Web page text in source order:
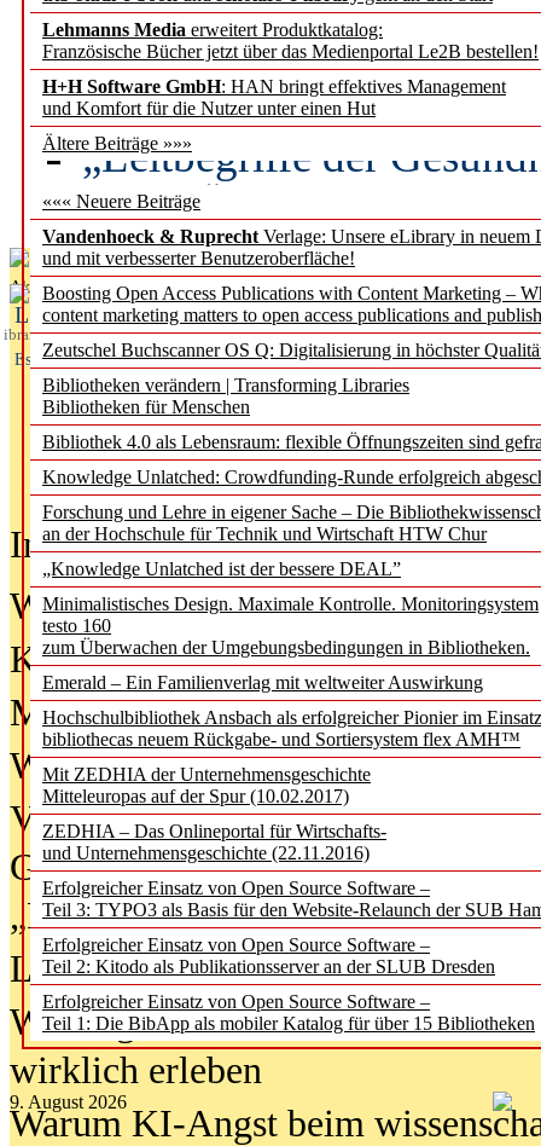
Lehmanns Media erweitert Produktkatalog:
Französische Bücher jetzt über das Medienportal Le2B bestellen!
H+H Software GmbH: HAN bringt effektives Management
und Komfort für die Nutzer unter einen Hut
Ältere Beiträge »»»
««« Neuere Beiträge
Vandenhoeck & Ruprecht Verlage: Unsere eLibrary in neuem
und mit verbesserter Benutzeroberfläche!
Boosting Open Access Publications with Content Marketing –
content marketing matters to open access publications and
Zeutschel Buchscanner OS Q: Digitalisierung in höchster
Bibliotheken verändern | Transforming Libraries
Bibliotheken für Menschen
Bibliothek 4.0 als Lebensraum: flexible Öffnungszeiten sind
Knowledge Unlatched: Crowdfunding-Runde erfolgreich
Forschung und Lehre in eigener Sache – Die
an der Hochschule für Technik und Wirtschaft HTW Chur
„Knowledge Unlatched ist der bessere DEAL”
Minimalistisches Design. Maximale Kontrolle. Monitoringsystem
testo 160
zum Überwachen der Umgebungsbedingungen in Bibliotheken.
Emerald – Ein Familienverlag mit weltweiter Auswirkung
Hochschulbibliothek Ansbach als erfolgreicher Pionier im
bibliothecas neuem Rückgabe- und Sortiersystem flex AMH™
Mit ZEDHIA der Unternehmensgeschichte
Mitteleuropas auf der Spur (10.02.2017)
ZEDHIA – Das Onlineportal für Wirtschafts-
und Unternehmensgeschichte (22.11.2016)
Erfolgreicher Einsatz von Open Source Software –
Teil 3: TYPO3 als Basis für den Website-Relaunch der SUB
Erfolgreicher Einsatz von Open Source Software –
Teil 2: Kitodo als Publikationsserver an der SLUB Dresden
Erfolgreicher Einsatz von Open Source Software –
Teil 1: Die BibApp als mobiler Katalog für über 15 Bibliotheken
9. August 2026
Künstliche Intelligenz
besser zu verstehen
„Leitbegriffe der
des BIÖG erscheinen
Aktuelles aus
L
ibrary
Essentials
In der Ausgabe06/2026(August
Was Hochschul­bibliotheken von
Kinder in der digitalen Welt
Metadaten als Infrastruktur
Wenn Bots katalogisieren
Von Abschlusskleidern bis
Geisterjagd-Ausrüstung in der
„Library of Things“ unterwegs
Lesen als Infrastrukturaufgabe
Wie Jugendliche Social Media
wirklich erleben
Warum KI-Angst beim